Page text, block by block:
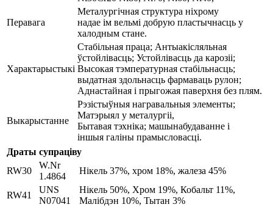
Перавага
Металургічная структура ніхрому
надае ім вельмі добрую пластычнасць у
халодным стане.
Характарыстыкі
Стабільная праца; Антыакісляльная
ўстойлівасць; Устойлівасць да карозіі;
Высокая тэмпературная стабільнасць;
выдатная здольнасць фармаваць рулон;
Аднастайная і прыгожая паверхня без плям.
Выкарыстанне
Рэзістыўныя награвальныя элементы;
Матэрыял у металургіі,
Бытавая тэхніка; машынабудаванне і
іншыя галіны прамысловасці.
Драты супраціву
RW30
W.Nr
1.4864
Нікель 37%, хром 18%, жалеза 45%
RW41
UNS
N07041
Нікель 50%, Хром 19%, Кобальт 11%,
Малібдэн 10%, Тытан 3%